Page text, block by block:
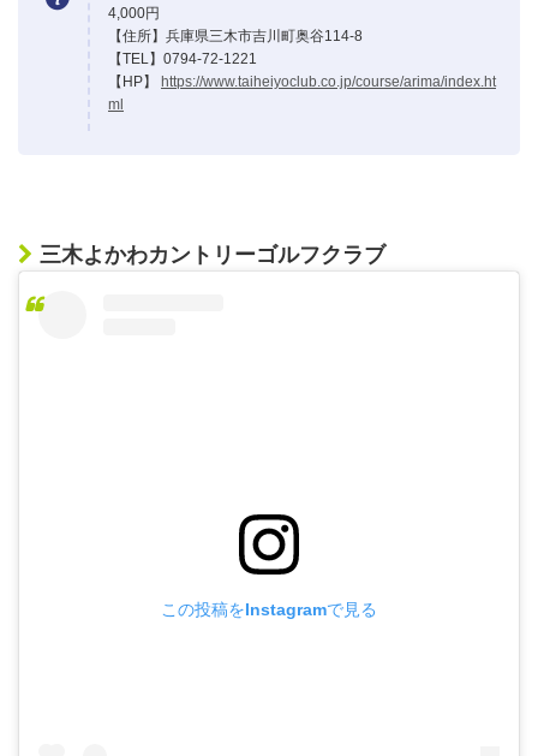
4,000円
【住所】兵庫県三木市吉川町奥谷114-8
【TEL】0794-72-1221
【HP】 https://www.taiheiyoclub.co.jp/course/arima/index.ht
ml
三木よかわカントリーゴルフクラブ
この投稿をInstagramで見る